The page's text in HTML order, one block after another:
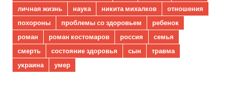
личная жизнь
наука никита михалков
отношения
похороны
проблемы со здоровьем
ребенок
роман
роман костомаров россия
семья
смерть
состояние здоровья сын
травма
украина
умер